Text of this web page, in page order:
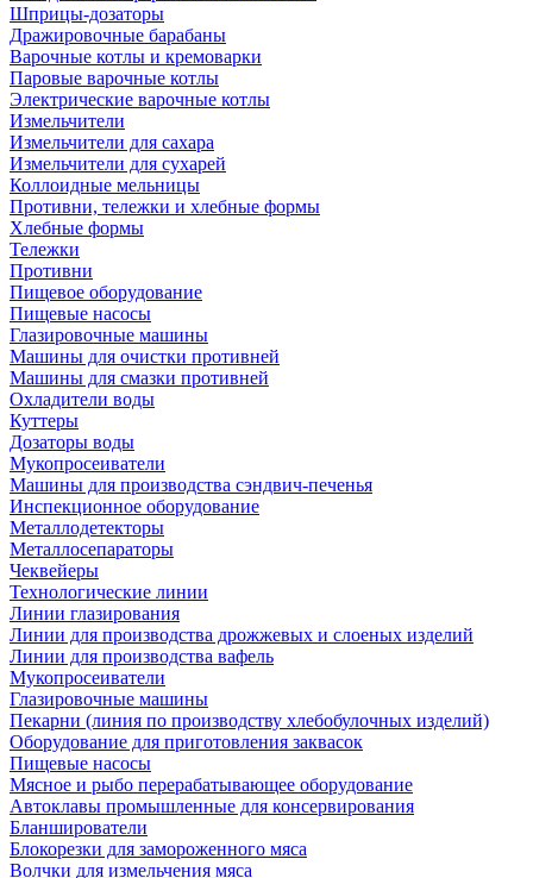
Шприцы-дозаторы
Дражировочные барабаны
Варочные котлы и кремоварки
Паровые варочные котлы
Электрические варочные котлы
Измельчители
Измельчители для сахара
Измельчители для сухарей
Коллоидные мельницы
Противни, тележки и хлебные формы
Хлебные формы
Тележки
Противни
Пищевое оборудование
Пищевые насосы
Глазировочные машины
Машины для очистки противней
Машины для смазки противней
Охладители воды
Куттеры
Дозаторы воды
Мукопросеиватели
Машины для производства сэндвич-печенья
Инспекционное оборудование
Металлодетекторы
Металлосепараторы
Чеквейеры
Технологические линии
Линии глазирования
Линии для производства дрожжевых и слоеных изделий
Линии для производства вафель
Мукопросеиватели
Глазировочные машины
Пекарни (линия по производству хлебобулочных изделий)
Оборудование для приготовления заквасок
Пищевые насосы
Мясное и рыбо перерабатывающее оборудование
Автоклавы промышленные для консервирования
Бланширователи
Блокорезки для замороженного мяса
Волчки для измельчения мяса